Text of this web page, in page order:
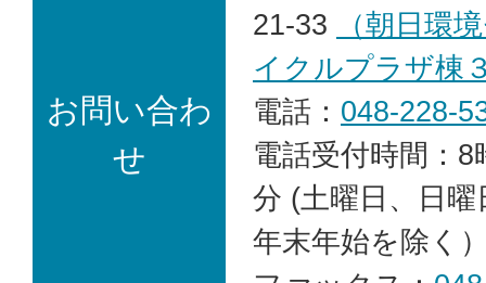
お問い合わ
せ
21-33
（朝日環
イクルプラザ棟
電話： 048-228-
電話受付時間：
分 (土曜日、日
年末年始を除く